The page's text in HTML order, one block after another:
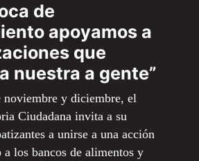
de
apoyamos a
que
nuestra a gente”
noviembre y diciembre, el
Ciudadana invita a su
a unirse a una acción
los bancos de alimentos y